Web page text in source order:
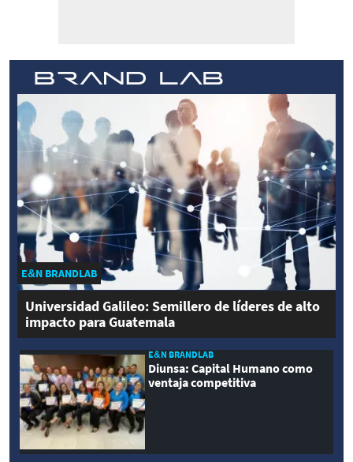
E&N BRANDLAB
Universidad Galileo: Semillero de líderes de alto
impacto para Guatemala
E&N BRANDLAB
Diunsa: Capital Humano como
ventaja competitiva